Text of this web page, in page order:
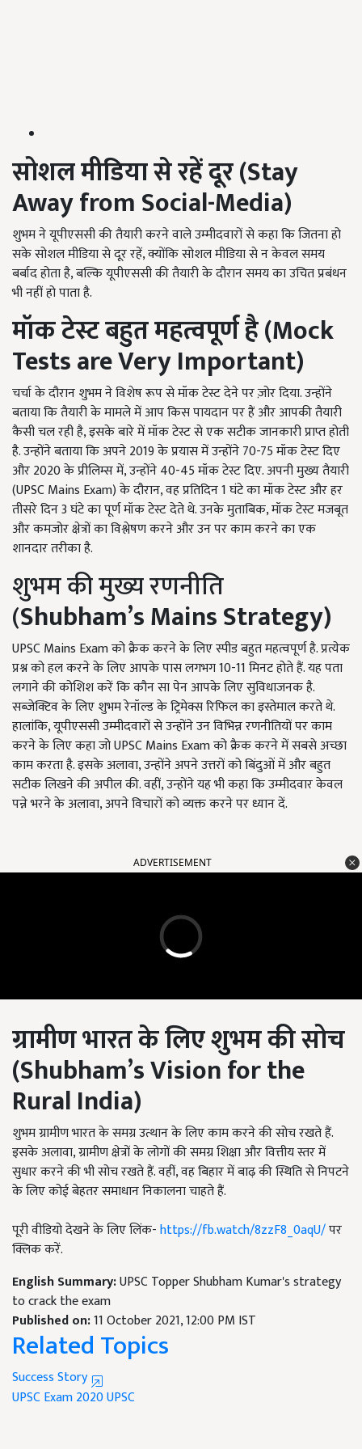
सोशल मीडिया से रहें दूर (Stay
Away from Social-Media)
शुभम ने यूपीएससी की तैयारी करने वाले उम्मीदवारों से कहा कि जितना हो
सके सोशल मीडिया से दूर रहें, क्योंकि सोशल मीडिया से न केवल समय
बर्बाद होता है,बल्कियूपीएससी की तैयारी के दौरान समय का उचित प्रबंधन
भी नहीं हो पाता है.
मॉक टेस्ट बहुत महत्वपूर्ण है (Mock
Tests are Very Important)
चर्चा के दौरान शुभम ने विशेष रूप से मॉक टेस्ट देने पर ज़ोर दिया. उन्होंने
बताया कि तैयारी के मामले में आप किस पायदान पर हैं और आपकी तैयारी
कैसी चल रही है, इसके बारे में मॉक टेस्ट से एक सटीक जानकारी प्राप्त होती
है. उन्होंने बताया कि अपने 2019 के प्रयास में उन्होंने 70-75 मॉक टेस्ट दिए
और 2020 के प्रीलिम्स में, उन्होंने 40-45 मॉक टेस्ट दिए. अपनी मुख्य तैयारी
(UPSC Mains Exam) के दौरान, वह प्रतिदिन 1 घंटे का मॉक टेस्ट और हर
तीसरे दिन 3 घंटे का पूर्ण मॉक टेस्ट देते थे. उनके मुताबिक, मॉक टेस्ट मजबूत
और कमजोर क्षेत्रों का विश्लेषण करने और उन पर काम करने का एक
शानदार तरीका है.
शुभम की मुख्य रणनीति
(Shubham’s Mains Strategy)
UPSC Mains Exam को क्रैक करने के लिए स्पीड बहुत महत्वपूर्ण है. प्रत्येक
प्रश्न को हल करने के लिए आपके पास लगभग 10-11 मिनट होते हैं. यह पता
लगाने की कोशिश करें कि कौन सा पेन आपके लिए सुविधाजनक है.
सब्जेक्टिव के लिए शुभम रेनॉल्ड के ट्रिमेक्स रिफिल का इस्तेमाल करते थे.
हालांकि, यूपीएससी उम्मीदवारों से उन्होंने उन विभिन्न रणनीतियों पर काम
करने के लिए कहा जो UPSC Mains Exam को क्रैक करने में सबसे अच्छा
काम करता है. इसके अलावा,उन्होंनेअपने उत्तरों को बिंदुओं में और बहुत
सटीक लिखने की अपील की. वहीं,उन्होंने यह भी कहा कि उम्मीदवारकेवल
पन्ने भरने के अलावा, अपने विचारों को व्यक्त करने पर ध्यान दें.
ADVERTISEMENT
ग्रामीण भारत के लिए शुभमकी सोच
(Shubham’s Vision for the
Rural India)
शुभम ग्रामीण भारत के समग्र उत्थान के लिए काम करने की सोच रखते हैं.
इसके अलावा, ग्रामीण क्षेत्रों के लोगों की समग्र शिक्षा और वित्तीय स्तर में
सुधार करने की भी सोच रखते हैं. वहीं, वह बिहार में बाढ़ की स्थिति से निपटने
के लिए कोई बेहतर समाधान निकालना चाहते हैं.
पूरी वीडियो देखने के लिए लिंक-https://fb.watch/8zzF8 0aqU/पर
क्लिक करें.
English Summary:UPSC Topper Shubham Kumar's strategy
to crack the exam
Published on:11 October 2021, 12:00 PM IST
Related Topics
Success Story
UPSC Exam 2020UPSC